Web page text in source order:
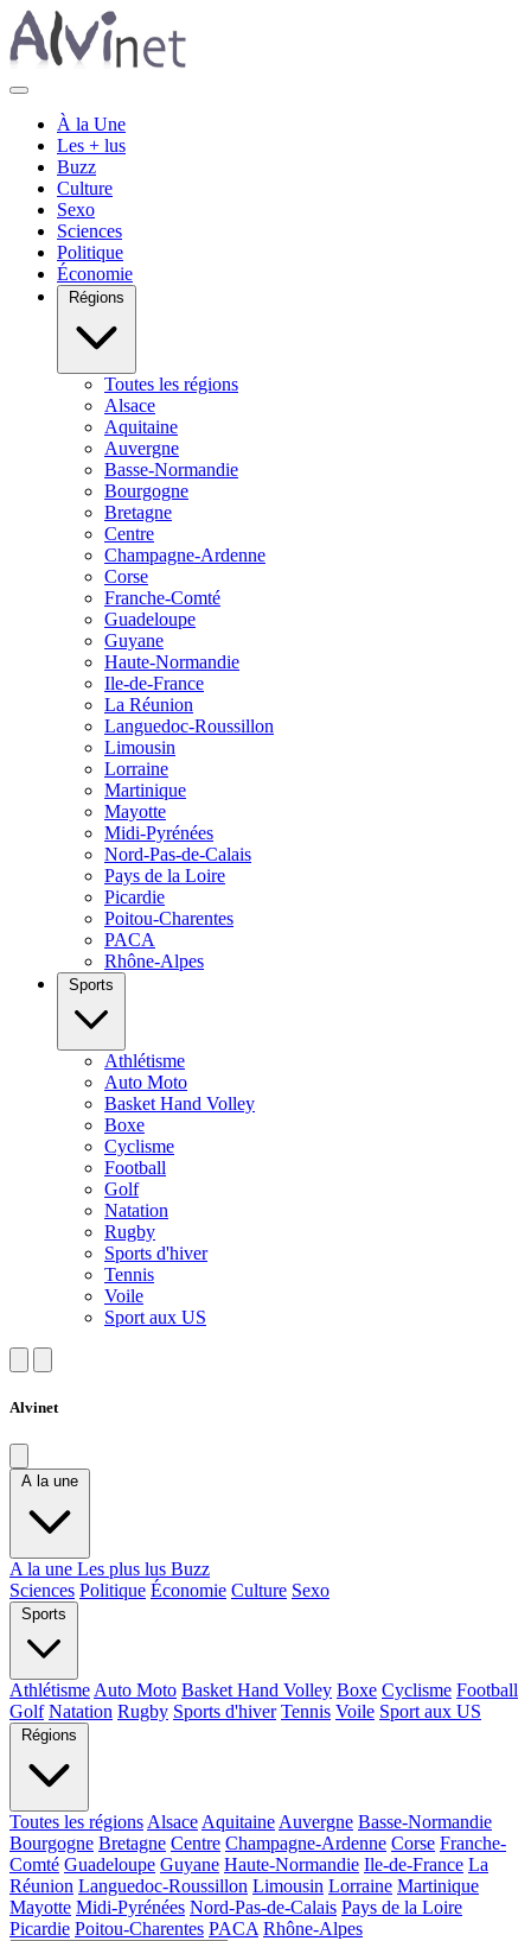
À la Une
Les + lus
Buzz
Culture
Sexo
Sciences
Politique
Économie
Régions
Toutes les régions
Alsace
Aquitaine
Auvergne
Basse-Normandie
Bourgogne
Bretagne
Centre
Champagne-Ardenne
Corse
Franche-Comté
Guadeloupe
Guyane
Haute-Normandie
Ile-de-France
La Réunion
Languedoc-Roussillon
Limousin
Lorraine
Martinique
Mayotte
Midi-Pyrénées
Nord-Pas-de-Calais
Pays de la Loire
Picardie
Poitou-Charentes
PACA
Rhône-Alpes
Sports
Athlétisme
Auto Moto
Basket Hand Volley
Boxe
Cyclisme
Football
Golf
Natation
Rugby
Sports d'hiver
Tennis
Voile
Sport aux US
Alvinet
A la une
A la une Les plus lus Buzz
Sciences Politique Économie Culture Sexo
Sports
Athlétisme Auto Moto Basket Hand Volley Boxe Cyclisme Football
Golf Natation Rugby Sports d'hiver Tennis Voile Sport aux US
Régions
Toutes les régions Alsace Aquitaine Auvergne Basse-Normandie
Bourgogne Bretagne Centre Champagne-Ardenne Corse Franche-
Comté Guadeloupe Guyane Haute-Normandie Ile-de-France La
Réunion Languedoc-Roussillon Limousin Lorraine Martinique
Mayotte Midi-Pyrénées Nord-Pas-de-Calais Pays de la Loire
Picardie Poitou-Charentes PACA Rhône-Alpes